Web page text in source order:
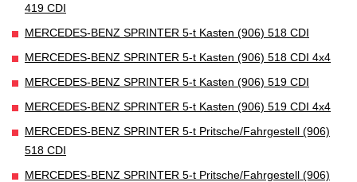
419 CDI
MERCEDES-BENZ SPRINTER 5-t Kasten (906) 518 CDI
MERCEDES-BENZ SPRINTER 5-t Kasten (906) 518 CDI 4x4
MERCEDES-BENZ SPRINTER 5-t Kasten (906) 519 CDI
MERCEDES-BENZ SPRINTER 5-t Kasten (906) 519 CDI 4x4
MERCEDES-BENZ SPRINTER 5-t Pritsche/Fahrgestell (906)
518 CDI
MERCEDES-BENZ SPRINTER 5-t Pritsche/Fahrgestell (906)